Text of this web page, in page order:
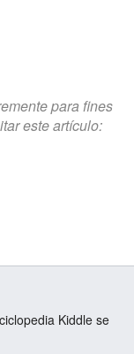
para fines
este artículo:
Kiddle se